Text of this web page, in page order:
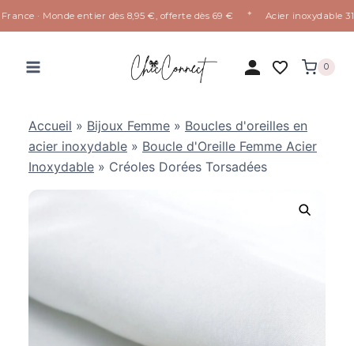
· Monde entier dès 8,95 €, offerte dès 69 € Acier inoxydable
0
Accueil » Bijoux Femme » Boucles d'oreilles en
acier inoxydable » Boucle d'Oreille Femme Acier
Inoxydable » Créoles Dorées Torsadées